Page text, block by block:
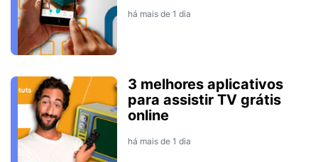
há mais de 1 dia
3 melhores aplicativos
para assistir TV grátis
online
há mais de 1 dia